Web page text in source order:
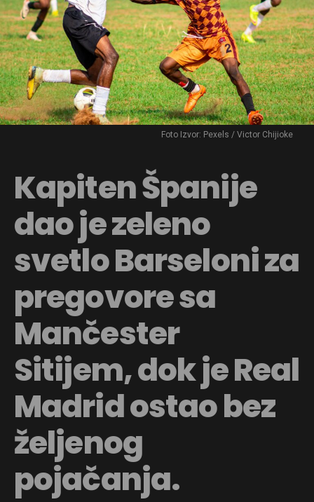
Foto Izvor: Pexels / Victor Chijioke
Kapiten Španije
dao je zeleno
svetlo Barseloni za
pregovore sa
Mančester
Sitijem, dok je Real
Madrid ostao bez
željenog
pojačanja.